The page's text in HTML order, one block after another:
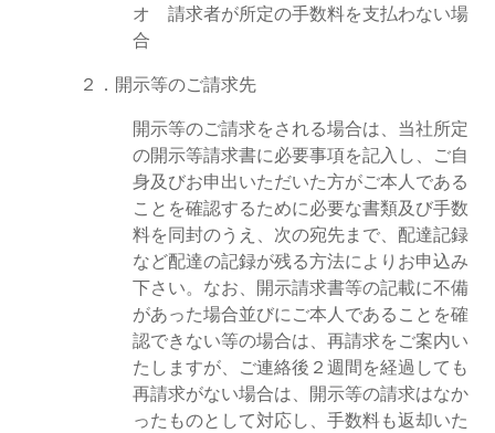
オ 請求者が所定の手数料を支払わない場
合
２．開示等のご請求先
開示等のご請求をされる場合は、当社所定
の開示等請求書に必要事項を記入し、ご自
身及びお申出いただいた方がご本人である
ことを確認するために必要な書類及び手数
料を同封のうえ、次の宛先まで、配達記録
など配達の記録が残る方法によりお申込み
下さい。なお、開示請求書等の記載に不備
があった場合並びにご本人であることを確
認できない等の場合は、再請求をご案内い
たしますが、ご連絡後２週間を経過しても
再請求がない場合は、開示等の請求はなか
ったものとして対応し、手数料も返却いた